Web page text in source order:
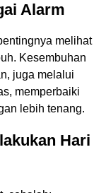
Alarm
melihat
Kesembuhan
juga melalui
memperbaiki
lebih tenang.
Hari